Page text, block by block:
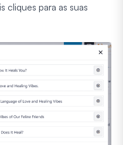
cliques para as suas